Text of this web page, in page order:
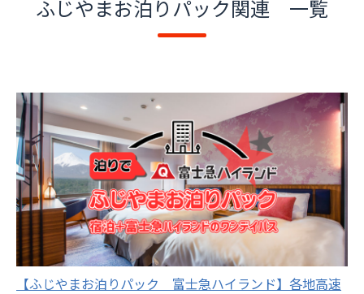
ふじやまお泊りパック関連 一覧
【ふじやまお泊りパック 富士急ハイランド】各地高速